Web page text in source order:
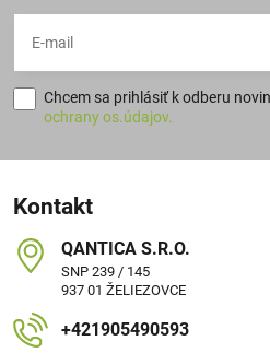
Chcem sa prihlásiť k odberu
ochrany os.údajov.
Kontakt
QANTICA S​.R​.O​.
SNP 239 / 145
937 01 ŽELIEZOVCE
+421905490593